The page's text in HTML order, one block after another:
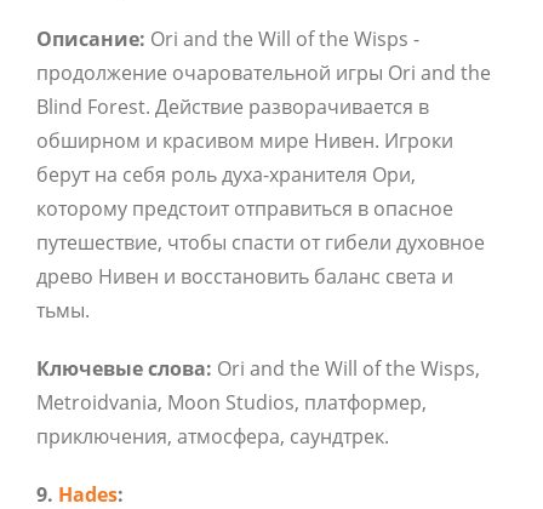
Описание: Ori and the Will of the Wisps -
продолжение очаровательной игры Ori and the
Blind Forest. Действие разворачивается в
обширном и красивом мире Нивен. Игроки
берут на себя роль духа-хранителя Ори,
которому предстоит отправиться в опасное
путешествие, чтобы спасти от гибели духовное
древо Нивен и восстановить баланс света и
тьмы.
Ключевые слова: Ori and the Will of the Wisps,
Metroidvania, Moon Studios, платформер,
приключения, атмосфера, саундтрек.
9. Hades: